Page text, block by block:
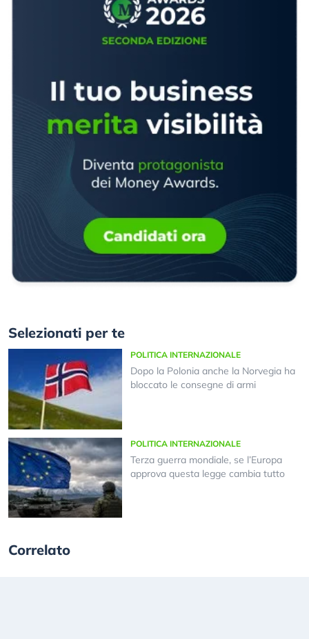
Selezionati per te
POLITICA INTERNAZIONALE
Dopo la Polonia anche la Norvegia ha
bloccato le consegne di armi
POLITICA INTERNAZIONALE
Terza guerra mondiale, se l’Europa
approva questa legge cambia tutto
Correlato